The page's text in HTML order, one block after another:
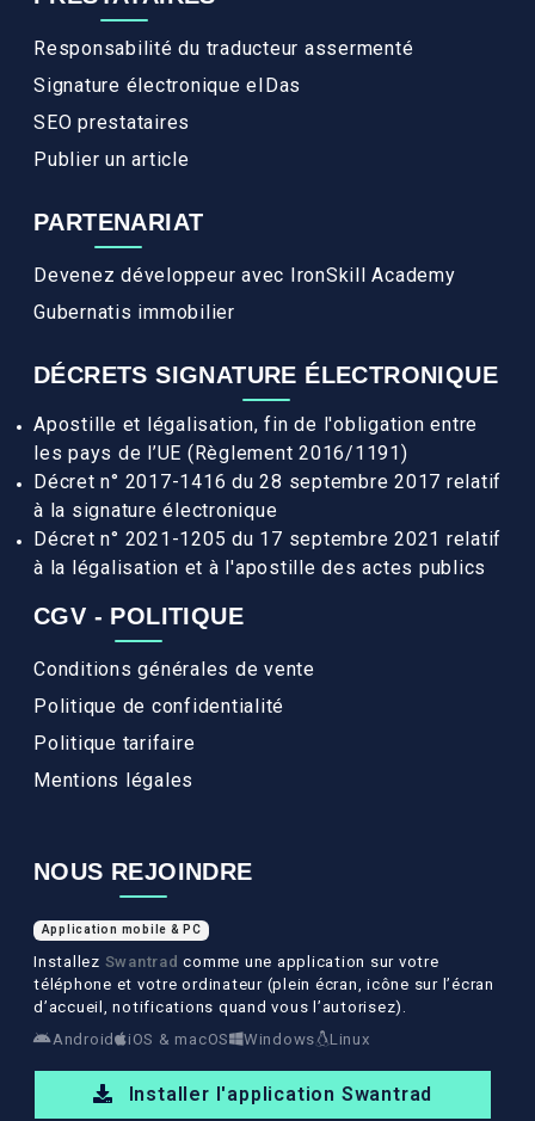
Responsabilité du traducteur assermenté
Signature électronique eIDas
SEO prestataires
Publier un article
PARTENARIAT
Devenez développeur avec IronSkill Academy
Gubernatis immobilier
DÉCRETS SIGNATURE ÉLECTRONIQUE
Apostille et légalisation, fin de l'obligation entre
les pays de l’UE (Règlement 2016/1191)
Décret n° 2017-1416 du 28 septembre 2017 relatif
à la signature électronique
Décret n° 2021-1205 du 17 septembre 2021 relatif
à la légalisation et à l'apostille des actes publics
CGV - POLITIQUE
Conditions générales de vente
Politique de confidentialité
Politique tarifaire
Mentions légales
NOUS REJOINDRE
Application mobile & PC
Installez Swantrad comme une application sur votre
téléphone et votre ordinateur (plein écran, icône sur l’écran
d’accueil, notifications quand vous l’autorisez).
Android
iOS & macOS Windows Linux
Installer l'application Swantrad